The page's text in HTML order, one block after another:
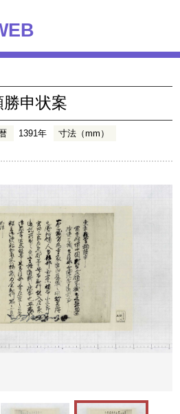
申状案
1391年
寸法（mm）